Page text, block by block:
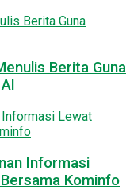
Berita Guna
Informasi
Kominfo